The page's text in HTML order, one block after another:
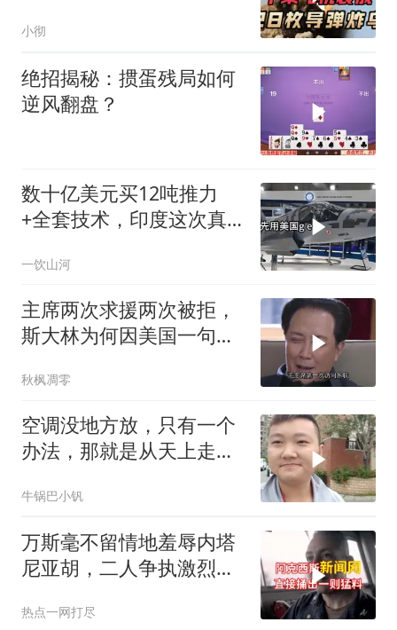
小彻
绝招揭秘：掼蛋残局如何
逆风翻盘？
数十亿美元买12吨推力
+全套技术，印度这次真
一饮山河
主席两次求援两次被拒，
斯大林为何因美国一句话
秋枫凋零
空调没地方放，只有一个
办法，那就是从天上走，
牛锅巴小钒
万斯毫不留情地羞辱内塔
尼亚胡，二人争执激烈，
热点一网打尽